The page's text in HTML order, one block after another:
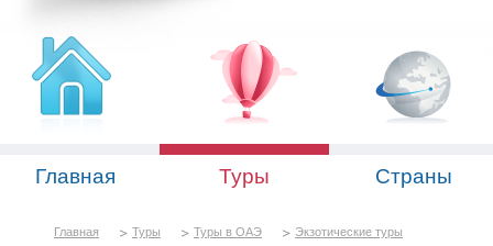
Главная Туры Страны
Главная Туры Туры в ОАЭ Экзотические туры